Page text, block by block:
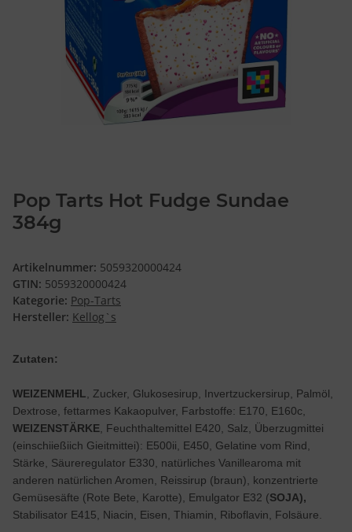
Pop Tarts Hot Fudge Sundae
384g
Artikelnummer: 5059320000424
GTIN: 5059320000424
Kategorie: Pop-Tarts
Hersteller: Kellog`s
Zutaten:
WEIZENMEHL , Zucker, Glukosesirup, Invertzuckersirup, Palmöl,
Dextrose, fettarmes Kakaopulver, Farbstoffe: E170, E160c,
WEIZENSTÄRKE , Feuchthaltemittel E420, Salz, Überzugmittei
(einschiießiich Gieitmittei): E500ii, E450, Gelatine vom Rind,
Stärke, Säureregulator E330, natürliches Vanillearoma mit
anderen natürlichen Aromen, Reissirup (braun), konzentrierte
Gemüsesäfte (Rote Bete, Karotte), Emulgator E32 (SOJA),
Stabilisator E415, Niacin, Eisen, Thiamin, Riboflavin, Folsäure.